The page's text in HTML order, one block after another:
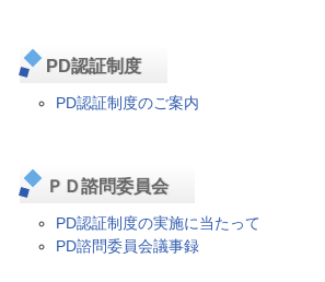
PD認証制度
PD認証制度のご案内
ＰＤ諮問委員会
PD認証制度の実施に当たって
PD諮問委員会議事録